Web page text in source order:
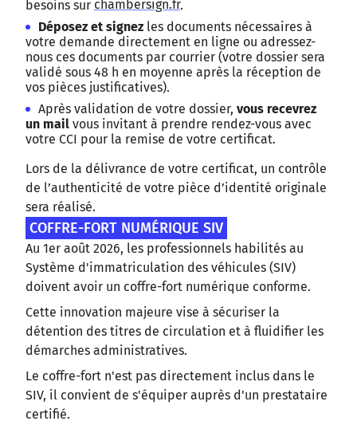
besoins sur chambersign.fr.
Déposez et signez les documents nécessaires à
votre demande directement en ligne ou adressez-
nous ces documents par courrier (votre dossier sera
validé sous 48 h en moyenne après la réception de
vos pièces justificatives).
Après validation de votre dossier, vous recevrez
un mail vous invitant à prendre rendez-vous avec
votre CCI pour la remise de votre certificat.
Lors de la délivrance de votre certificat, un contrôle
de l’authenticité de votre pièce d’identité originale
sera réalisé.
COFFRE-FORT NUMÉRIQUE SIV
Au 1er août 2026, les professionnels habilités au
Système d'immatriculation des véhicules (SIV)
doivent avoir un coffre-fort numérique conforme.
Cette innovation majeure vise à sécuriser la
détention des titres de circulation et à fluidifier les
démarches administratives.
Le coffre-fort n'est pas directement inclus dans le
SIV, il convient de s'équiper auprès d'un prestataire
certifié.